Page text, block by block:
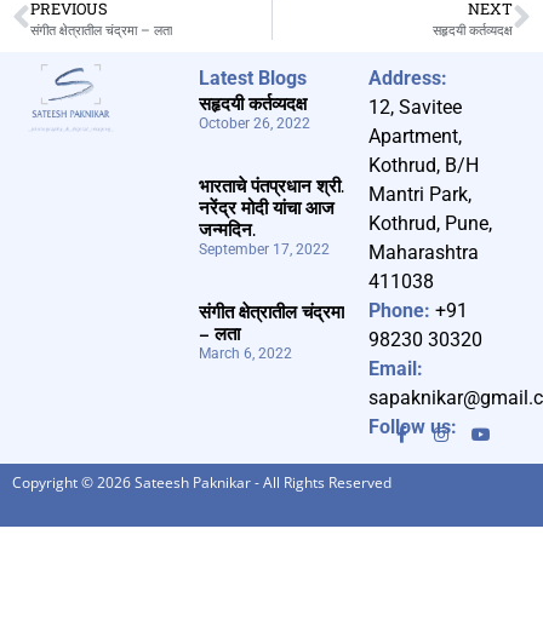
PREVIOUS
संगीत क्षेत्रातील चंद्रमा – लता
NEXT
सहृदयी कर्तव्यदक्ष
Latest Blogs
सहृदयी कर्तव्यदक्ष
October 26, 2022
भारताचे पंतप्रधान श्री.
नरेंद्र मोदी यांचा आज
जन्मदिन.
September 17, 2022
संगीत क्षेत्रातील चंद्रमा
– लता
March 6, 2022
Address:
12, Savitee
Apartment,
Kothrud, B/H
Mantri Park,
Kothrud, Pune,
Maharashtra
411038
Phone:+91
98230 30320
Email:
Follow us:
Copyright © 2026 Sateesh Paknikar - All Rights Reserved